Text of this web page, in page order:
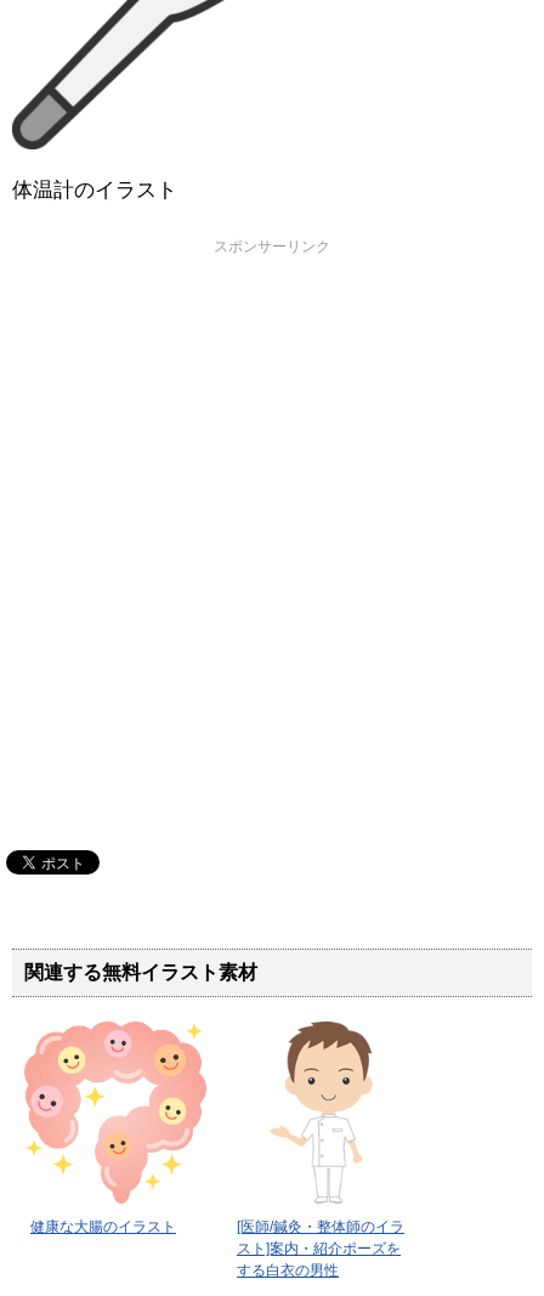
体温計のイラスト
スポンサーリンク
関連する無料イラスト素材
健康な大腸のイラスト
[医師/鍼灸・整体師のイラ
スト]案内・紹介ポーズを
する白衣の男性